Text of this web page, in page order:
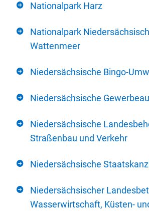
Nationalpark Harz
Nationalpark
Wattenmeer
Niedersächsische Bingo-
Niedersächsische
Niedersächsische
Straßenbau und Verkehr
Niedersächsische
Niedersächsischer
Wasserwirtschaft, Küsten-